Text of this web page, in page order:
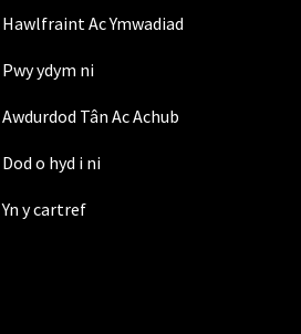
Hawlfraint Ac Ymwadiad
Pwy ydym ni
Awdurdod Tân Ac Achub
Dod o hyd i ni
Yn y cartref